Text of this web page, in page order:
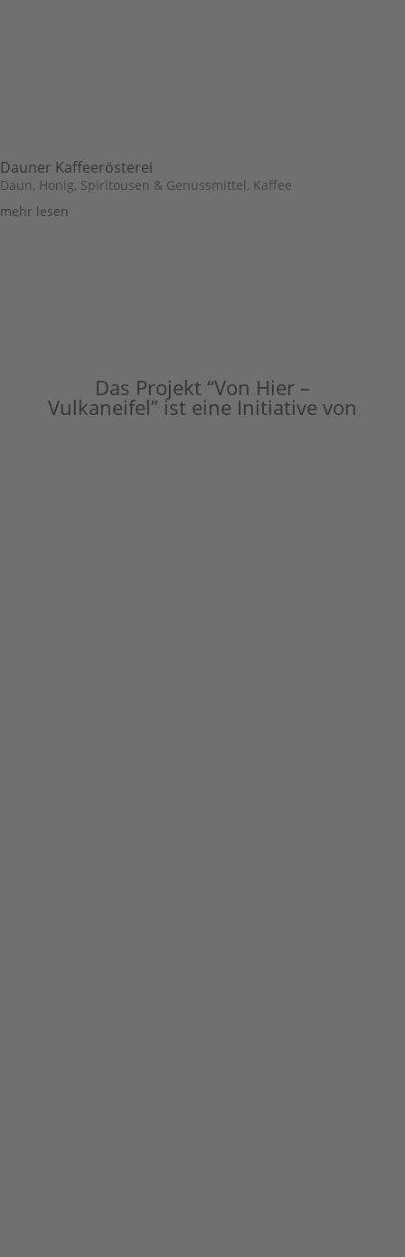
Dauner Kaffeerösterei
Daun, Honig, Spiritousen & Genussmittel, Kaffee
mehr lesen
Das Projekt “Von Hier –
Vulkaneifel” ist eine Initiative von